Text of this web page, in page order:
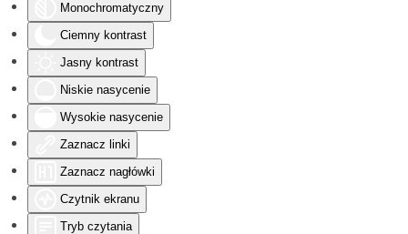
Monochromatyczny
Ciemny kontrast
Jasny kontrast
Niskie nasycenie
Wysokie nasycenie
Zaznacz linki
Zaznacz nagłówki
Czytnik ekranu
Tryb czytania